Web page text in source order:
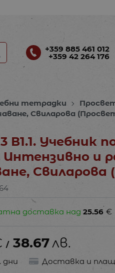
+359 885 461 012
+359 42 264 176
тетрадки
Свиларова
В1.1. Учебник
Интензивно и
Свиларова
доставка над25.56 €
/ 38.67лв.
дни Доставка и